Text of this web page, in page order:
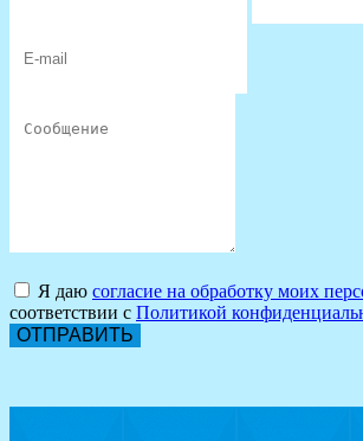
Я даю согласие на обработку моих
соответствии с Политикой
ОТПРАВИТЬ